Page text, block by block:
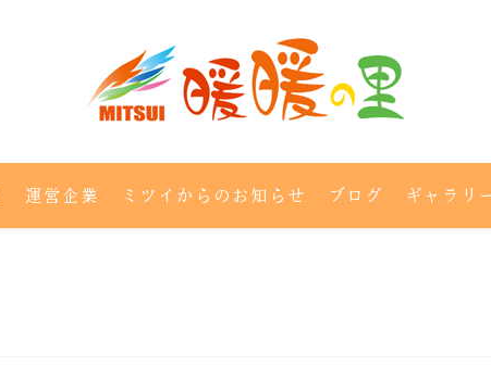
運営企業 ミツイからのお知らせ ブログ ギャラリ